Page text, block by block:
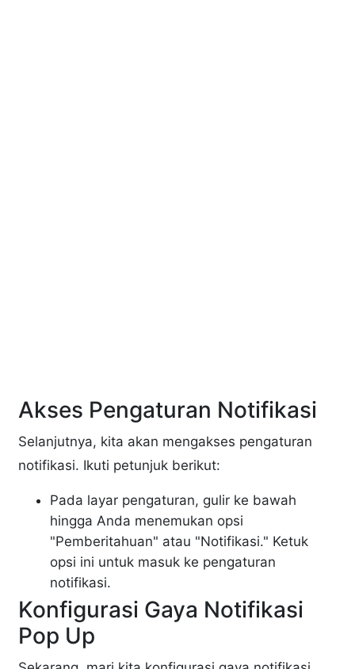
Akses Pengaturan Notifikasi
Selanjutnya, kita akan mengakses pengaturan
notifikasi. Ikuti petunjuk berikut:
Pada layar pengaturan, gulir ke bawah
hingga Anda menemukan opsi
"Pemberitahuan" atau "Notifikasi." Ketuk
opsi ini untuk masuk ke pengaturan
notifikasi.
Konfigurasi Gaya Notifikasi
Pop Up